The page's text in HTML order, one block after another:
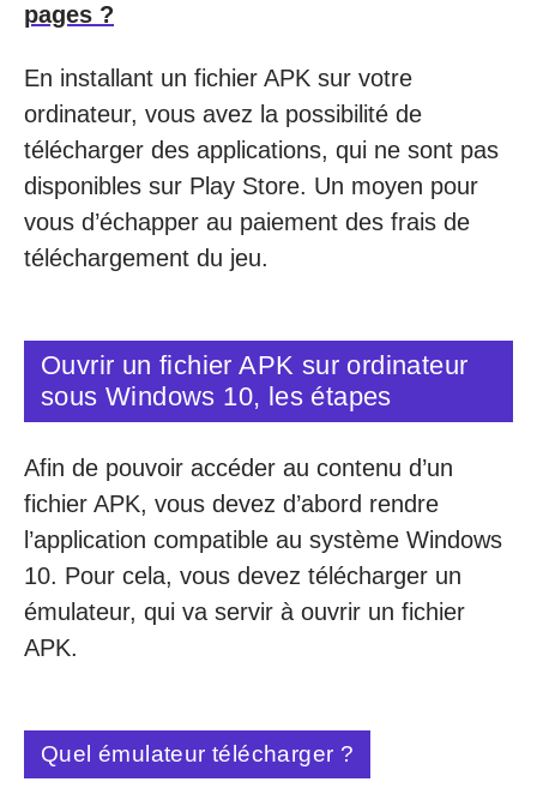
pages ?
En installant un fichier APK sur votre
ordinateur, vous avez la possibilité de
télécharger des applications, qui ne sont pas
disponibles sur Play Store. Un moyen pour
vous d’échapper au paiement des frais de
téléchargement du jeu.
Ouvrir un fichier APK sur ordinateur
sous Windows 10, les étapes
Afin de pouvoir accéder au contenu d’un
fichier APK, vous devez d’abord rendre
l’application compatible au système Windows
10. Pour cela, vous devez télécharger un
émulateur, qui va servir à ouvrir un fichier
APK.
Quel émulateur télécharger ?